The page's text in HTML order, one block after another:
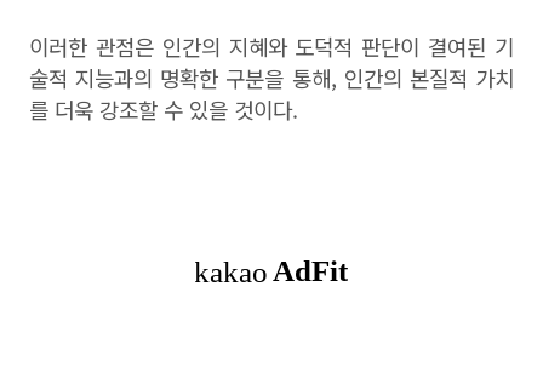
이러한 관점은 인간의 지혜와 도덕적 판단이 결여된 기
술적 지능과의 명확한 구분을 통해, 인간의 본질적 가치
를 더욱 강조할 수 있을 것이다.